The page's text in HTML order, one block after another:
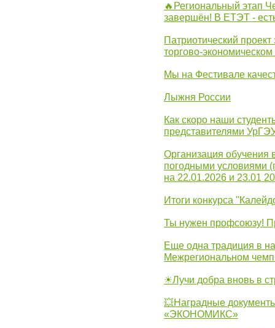
🔥Региональный этап
завершён! В ЕТЭТ -
Патриотический
торгово-
Мы на Фестивале
Лыжня России
Как скоро наши
представителями
Организация обучения
погодными условиями
на 22.01.2026 и 23.01
Итоги конкурса
Ты нужен профсоюзу!
Еще одна традиция в
Межрегиональном
☀Лучи добра вновь в
💥Наградные
«ЭКОНОМИКС»